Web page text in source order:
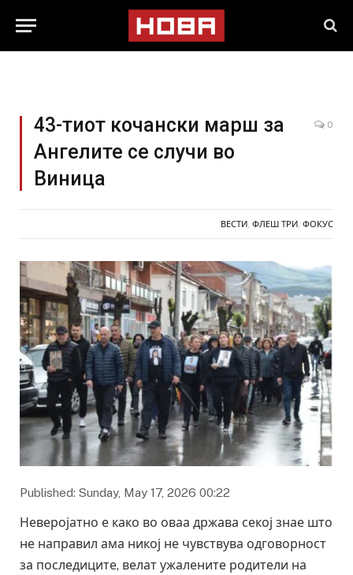
43-тиот кочански марш за
Ангелите се случи во
Виница
0
ВЕСТИ ФЛЕШ ТРИ ФОКУС
Published: Sunday, May 17, 2026 00:22
Неверојатно е како во оваа држава секој знае што
не направил ама никој не чувствува одговорност
за последиците, велат ужалените родители на